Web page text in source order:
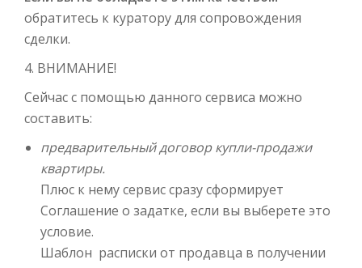
обратитесь к куратору для сопровождения
сделки.
4. ВНИМАНИЕ!
Сейчас с помощью данного сервиса можно
составить:
предварительный договор купли-продажи
квартиры.
Плюс к нему сервис сразу сформирует
Соглашение о задатке, если вы выберете это
условие.
Шаблон расписки от продавца в получении